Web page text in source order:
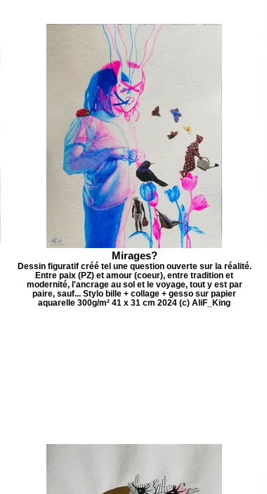
Mirages?
Dessin figuratif créé tel une question ouverte sur la réalité.
Entre paix (PZ) et amour (coeur), entre tradition et
modernité, l'ancrage au sol et le voyage, tout y est par
paire, sauf... Stylo bille + collage + gesso sur papier
aquarelle 300g/m² 41 x 31 cm 2024 (c) AliF_King